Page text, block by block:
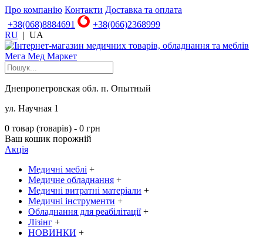
Про компанію Контакти Доставка та оплата
+38(068)8884691
+38(066)2368999
RU | UA
Днепропетровская обл. п. Опытный
ул. Научная 1
0 товар (товарів) - 0 грн
Ваш кошик порожній
Акція
Медичні меблі +
Медичне обладнання +
Медичні витратні матеріали +
Медичні інструменти +
Обладнання для реабілітації +
Лізінг +
НОВИНКИ +